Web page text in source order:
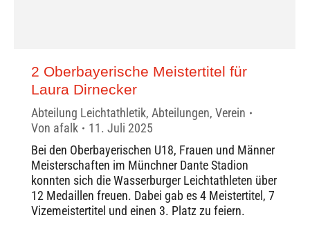
2 Oberbayerische Meistertitel für
Laura Dirnecker
Abteilung Leichtathletik, Abteilungen, Verein
Von afalk
11. Juli 2025
Bei den Oberbayerischen U18, Frauen und Männer
Meisterschaften im Münchner Dante Stadion
konnten sich die Wasserburger Leichtathleten über
12 Medaillen freuen. Dabei gab es 4 Meistertitel, 7
Vizemeistertitel und einen 3. Platz zu feiern.